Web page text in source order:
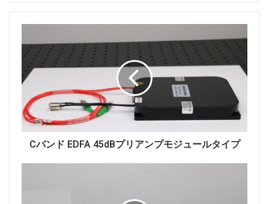
マルチモードファイバ 高出力レーザー
Cバンド EDFA 45dBプリアンプモジュールタイプ